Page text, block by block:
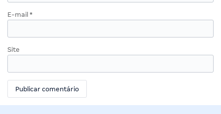
E-mail *
Site